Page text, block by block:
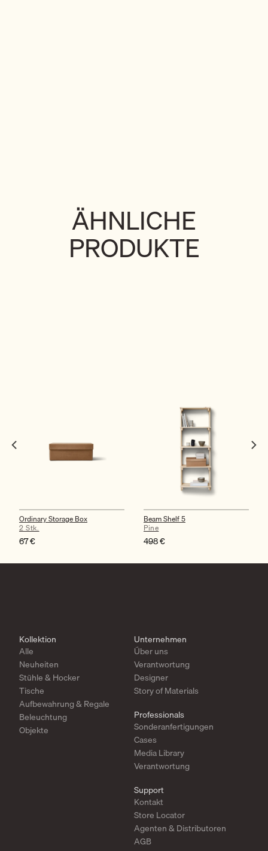
ÄHNLICHE
PRODUKTE
Ordinary Storage Box
2 Stk.
67€
Beam Shelf 5
Pine
498€
Kollektion
Alle
Neuheiten
Stühle & Hocker
Tische
Aufbewahrung & Regale
Beleuchtung
Objekte
Unternehmen
Über uns
Verantwortung
Designer
Story of Materials
Professionals
Sonderanfertigungen
Cases
Media Library
Verantwortung
Support
Kontakt
Store Locator
Agenten & Distributoren
AGB